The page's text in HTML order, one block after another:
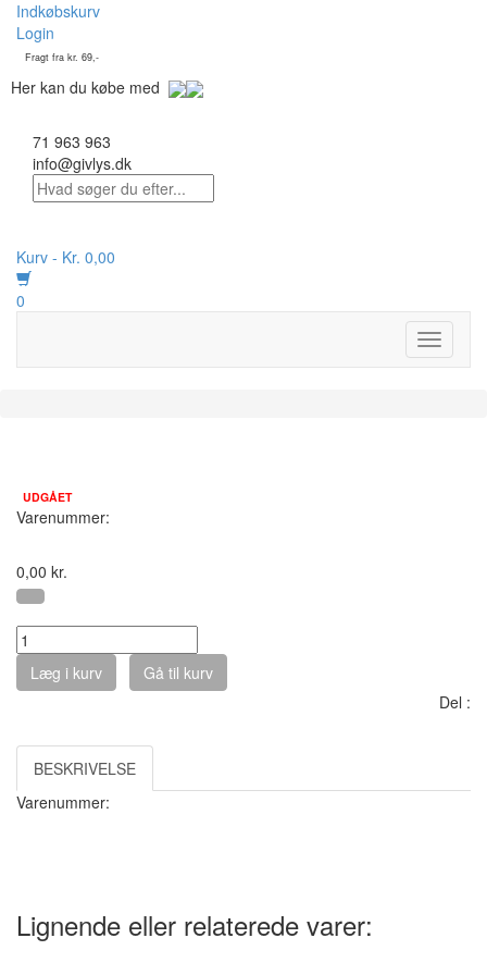
Indkøbskurv
Login
Fragt fra kr. 69,-
Her kan du købe med
71 963 963
info@givlys.dk
Kurv - Kr. 0,00
0
Toggle
UDGÅET
Varenummer:
0,00 kr.
Læg i kurv
Gå til kurv
Del :
BESKRIVELSE
Varenummer:
Lignende eller relaterede varer: